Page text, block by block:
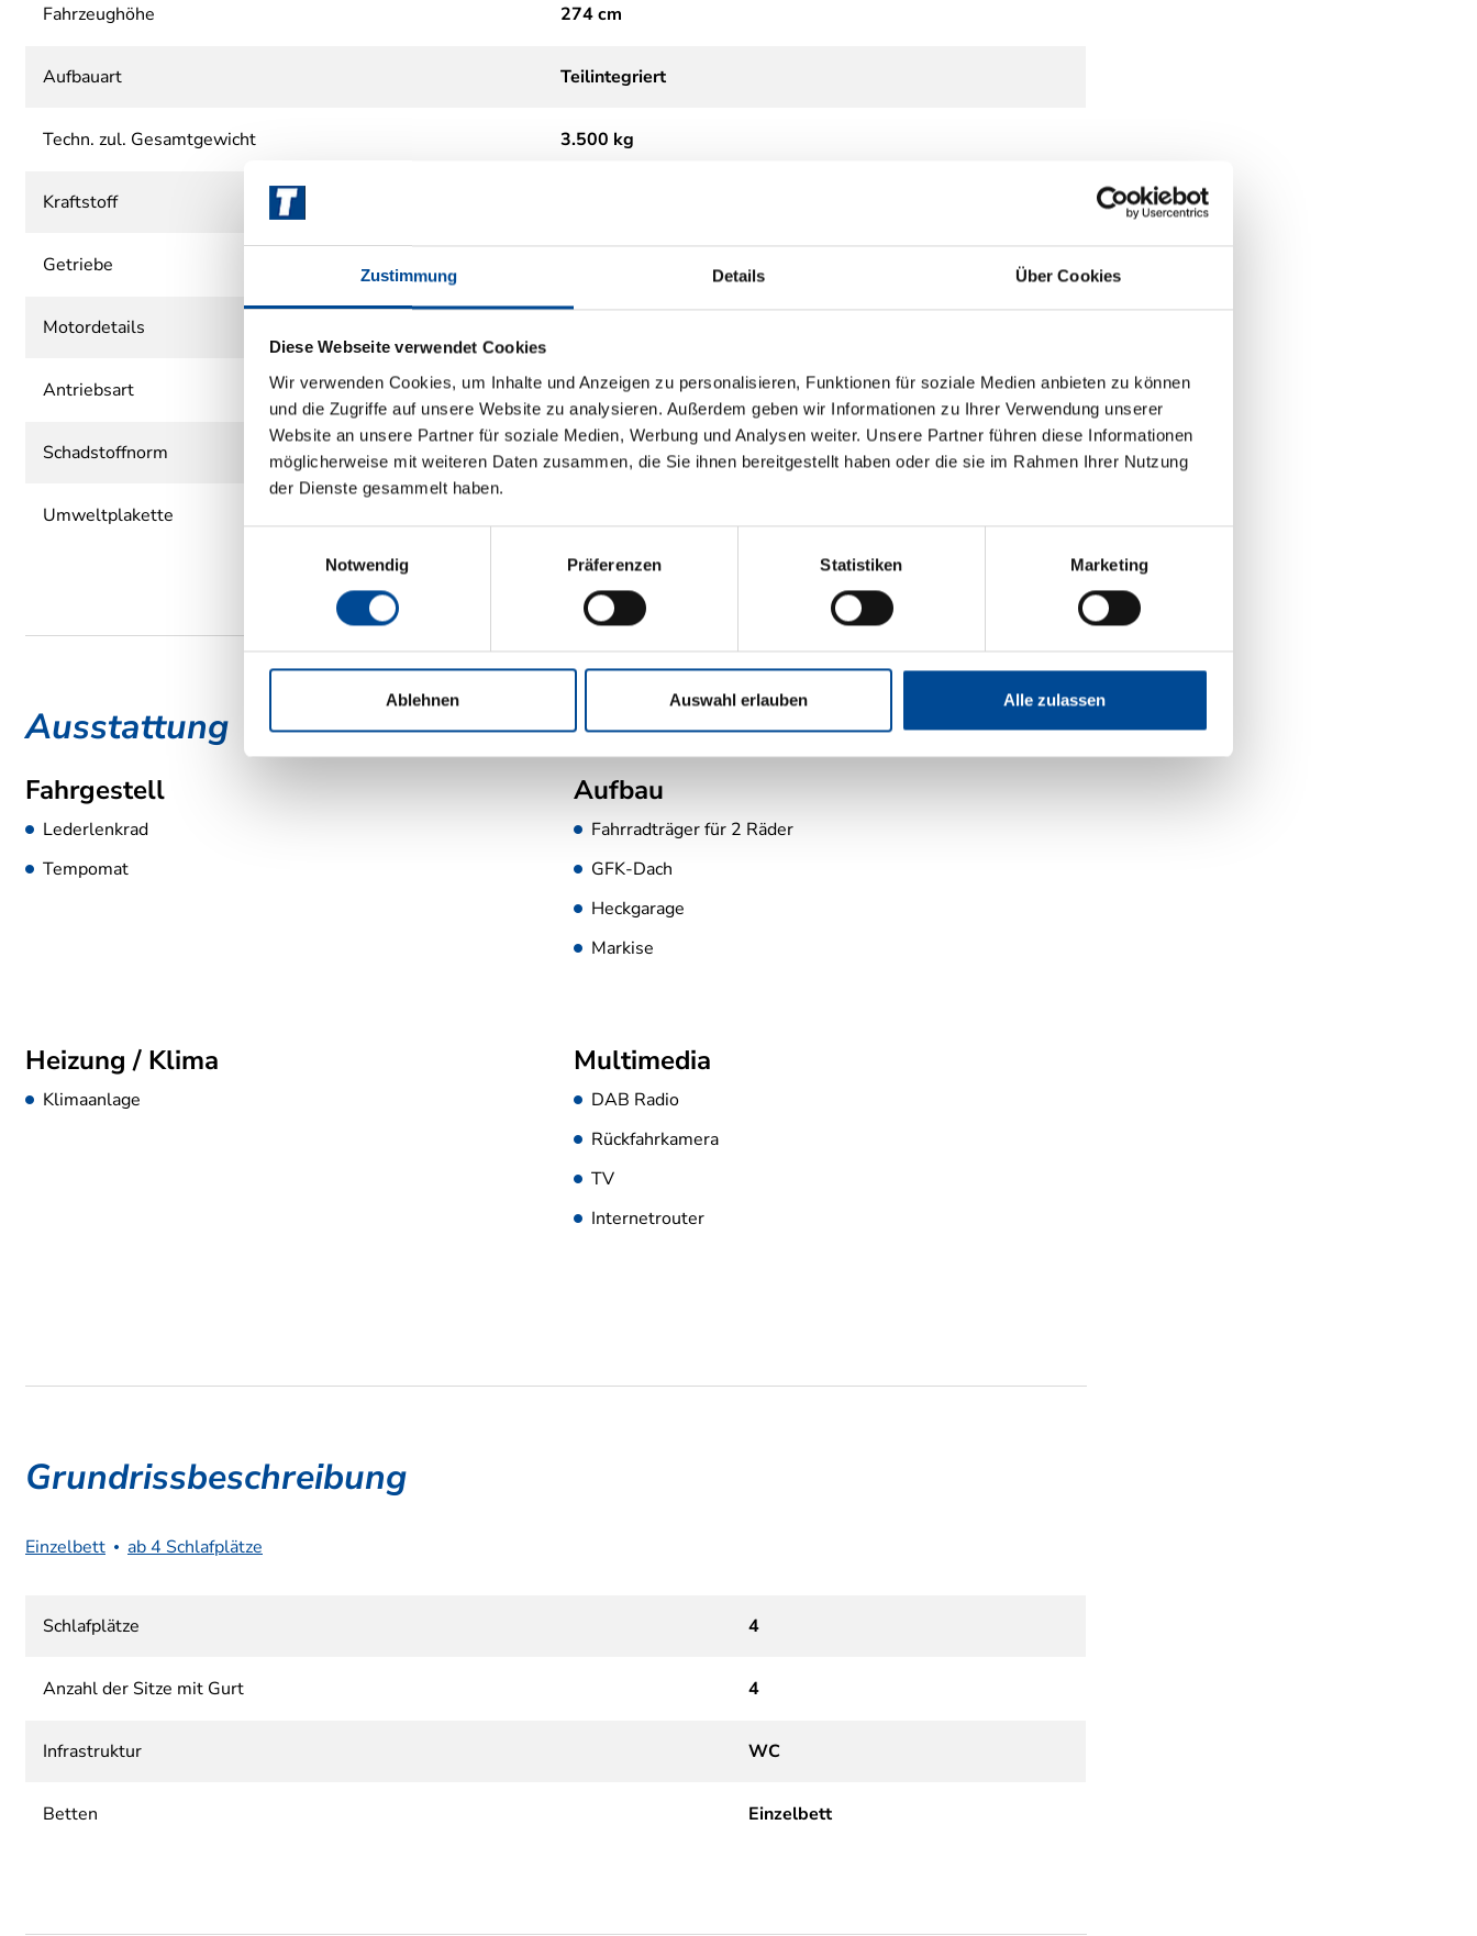
Zustimmung Details Über Cookies
Diese Webseite verwendet Cookies
Wir verwenden Cookies, um Inhalte und Anzeigen zu personalisieren, Funktionen für soziale Medien anbieten zu können
und die Zugriffe auf unsere Website zu analysieren. Außerdem geben wir Informationen zu Ihrer Verwendung unserer
Website an unsere Partner für soziale Medien, Werbung und Analysen weiter. Unsere Partner führen diese Informationen
möglicherweise mit weiteren Daten zusammen, die Sie ihnen bereitgestellt haben oder die sie im Rahmen Ihrer Nutzung
der Dienste gesammelt haben.
Notwendig
Präferenzen Statistiken Marketing
Ablehnen Auswahl erlauben Alle zulassen
Fahrzeughöhe 274 cm
Aufbauart Teilintegriert
Techn. zul. Gesamtgewicht 3.500 kg
Kraftstoff
Getriebe
Motordetails
Antriebsart Frontantrieb
Schadstoffnorm Euro 6
Umweltplakette
Ausstattung
Fahrgestell
Lederlenkrad
Tempomat
Aufbau
Fahrradträger für 2 Räder
GFK-Dach
Heckgarage
Markise
Heizung / Klima
Klimaanlage
Multimedia
DAB Radio
Rückfahrkamera
TV
Internetrouter
Grundrissbeschreibung
Einzelbett ab 4 Schlafplätze
Schlafplätze 4
Anzahl der Sitze mit Gurt 4
Infrastruktur WC
Betten Einzelbett